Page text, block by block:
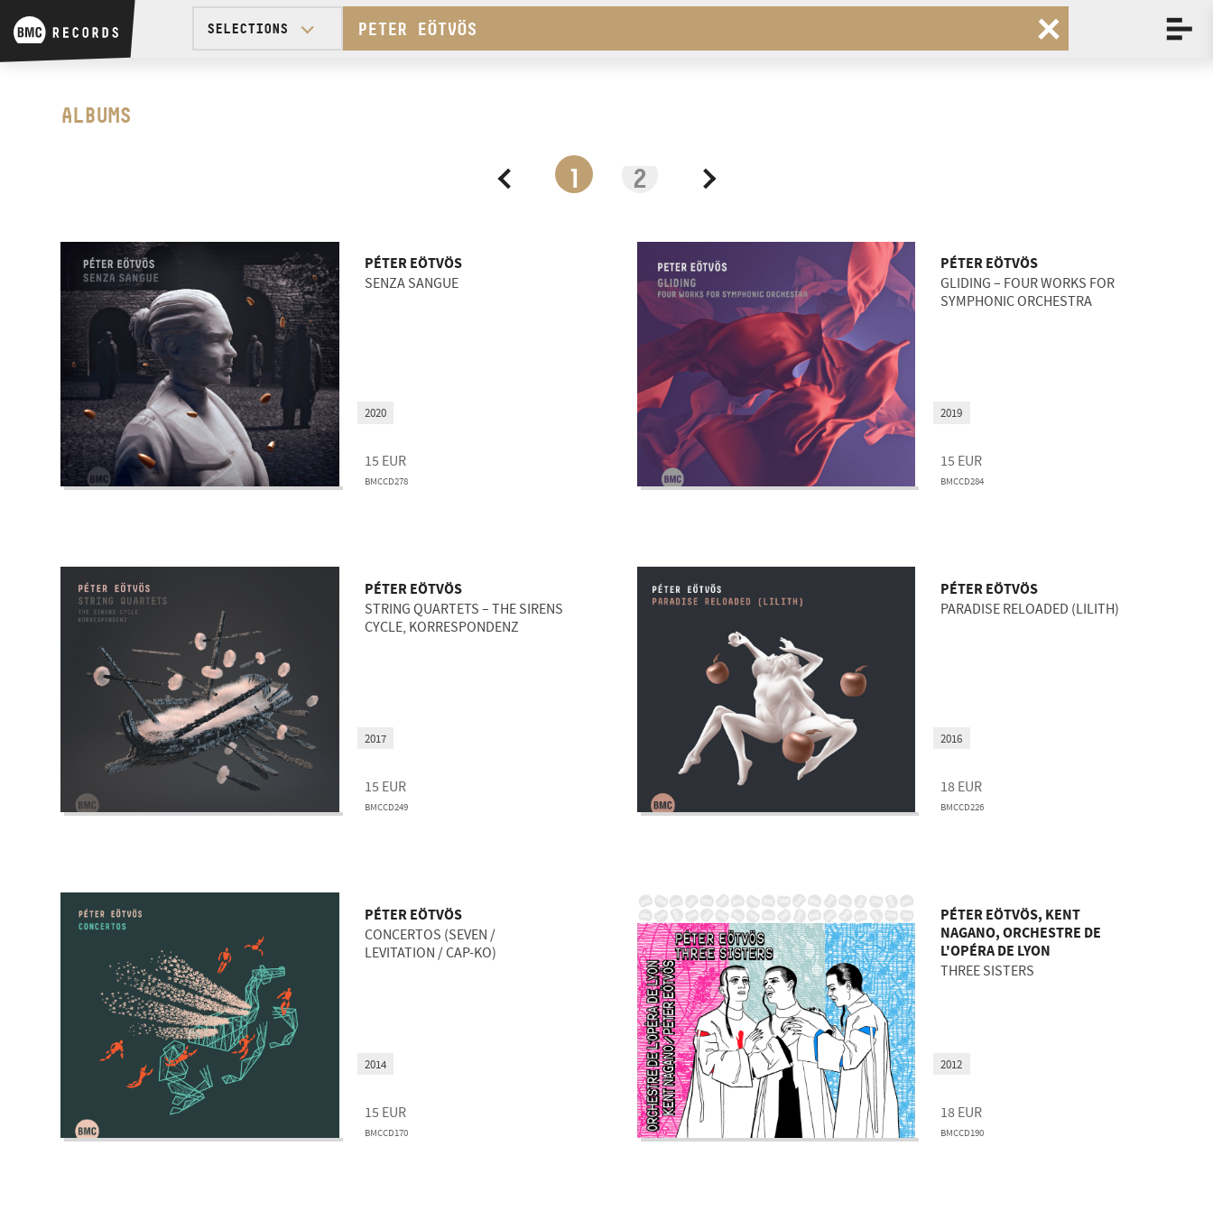
SELECTIONS PETER EÖTVÖS
ALBUMS
1 2
PÉTER EÖTVÖS
SENZA SANGUE
15 EUR
BMCCD278
2020
PÉTER EÖTVÖS
GLIDING – FOUR WORKS FOR
SYMPHONIC ORCHESTRA
15 EUR
BMCCD284
2019
PÉTER EÖTVÖS
STRING QUARTETS – THE SIRENS
CYCLE, KORRESPONDENZ
15 EUR
BMCCD249
2017
PÉTER EÖTVÖS
PARADISE RELOADED (LILITH)
18EUR
BMCCD226
2016
PÉTER EÖTVÖS
CONCERTOS (SEVEN /
LEVITATION / CAP-KO)
15 EUR
BMCCD170
2014
PÉTER EÖTVÖS, KENT
NAGANO, ORCHESTRE DE
L'OPÉRA DE LYON
THREE SISTERS
18EUR
BMCCD190
2012